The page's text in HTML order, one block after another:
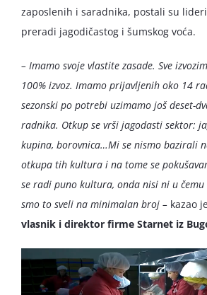
zaposlenih i saradnika, postali su
preradi jagodičastog i šumskog voća.
– Imamo svoje vlastite zasade. Sve
100% izvoz. Imamo prijavljenih oko 14
sezonski po potrebi uzimamo još deset-
radnika. Otkup se vrši jagodasti sektor:
kupina, borovnica…Mi se nismo bazirali
otkupa tih kultura i na tome se
se radi puno kultura, onda nisi ni u
smo to sveli na minimalan broj – kazao
vlasnik i direktor firme Starnet iz